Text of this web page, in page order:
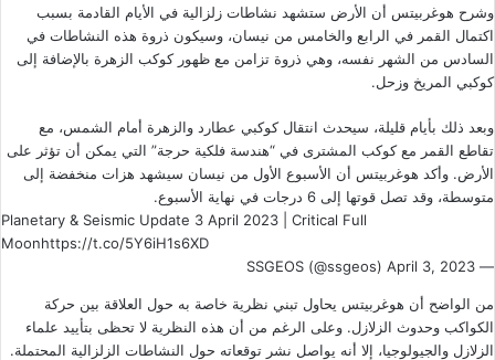
وشرح هوغربيتس أن الأرض ستشهد نشاطات زلزالية في الأيام القادمة بسبب
اكتمال القمر في الرابع والخامس من نيسان، وسيكون ذروة هذه النشاطات في
السادس من الشهر نفسه، وهي ذروة تزامن مع ظهور كوكب الزهرة بالإضافة إلى
كوكبي المريخ وزحل.
وبعد ذلك بأيام قليلة، سيحدث انتقال كوكبي عطارد والزهرة أمام الشمس، مع
تقاطع القمر مع كوكب المشترى في “هندسة فلكية حرجة” التي يمكن أن تؤثر على
الأرض. وأكد هوغربيتس أن الأسبوع الأول من نيسان سيشهد هزات منخفضة إلى
متوسطة، وقد تصل قوتها إلى 6 درجات في نهاية الأسبوع.
Planetary & Seismic Update 3 April 2023 | Critical Full
Moonhttps://t.co/5Y6iH1s6XD
— SSGEOS (@ssgeos)
April 3, 2023
من الواضح أن هوغربيتس يحاول تبني نظرية خاصة به حول العلاقة بين حركة
الكواكب وحدوث الزلازل. وعلى الرغم من أن هذه النظرية لا تحظى بتأييد علماء
الزلازل والجيولوجيا، إلا أنه يواصل نشر توقعاته حول النشاطات الزلزالية المحتملة.